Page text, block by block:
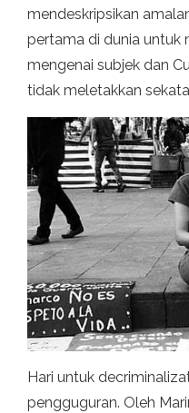
mendeskripsikan
pertama di dunia untuk
mengenai subjek dan
tidak meletakkan
Hari untuk
pengguguran. Oleh